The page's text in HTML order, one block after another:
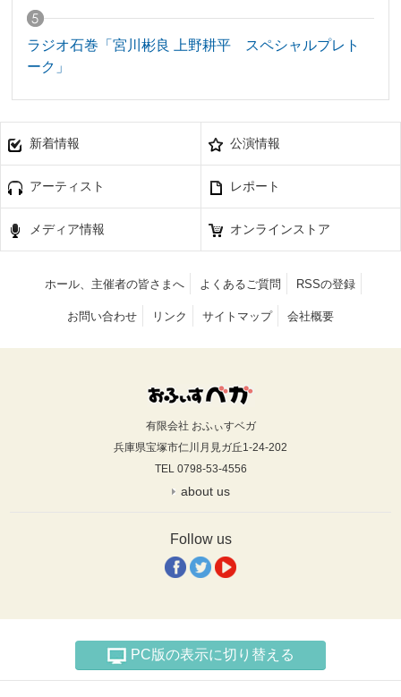
ラジオ石巻「宮川彬良 上野耕平 スペシャルプレト
ーク」
新着情報 公演情報
アーティスト レポート
メディア情報 オンラインストア
ホール、主催者の皆さまへ よくあるご質問 RSSの登録
お問い合わせ リンク サイトマップ 会社概要
有限会社 おふぃすベガ
兵庫県宝塚市仁川月見ガ丘1-24-202
TEL 0798-53-4556
about us
Follow us
PC版の表示に切り替える